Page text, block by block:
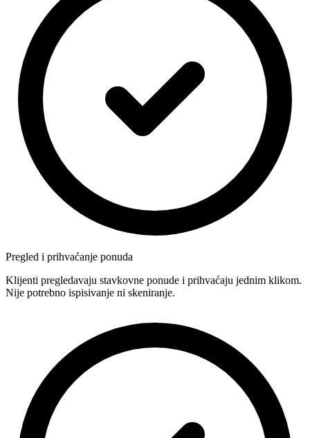
Pregled i prihvaćanje ponuda
Klijenti pregledavaju stavkovne ponude i prihvaćaju jednim klikom.
Nije potrebno ispisivanje ni skeniranje.